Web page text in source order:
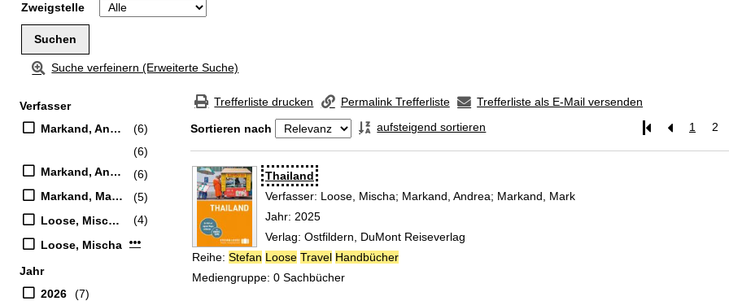
Zweigstelle
Suche verfeinern (Erweiterte Suche)
Suchfilter
Verfasser
Markand, Andrea
(6)
Markand, Andrea (Verfasser)
(6)
Markand, Markus (Verfasser)
(6)
Loose, Mischa (Verfasser)
(5)
Loose, Mischa
(4)
Mehr Verfasser-Filter anzeigen
Jahr
2026
(7)
Trefferliste drucken Permalink Trefferliste Trefferliste als E-Mail versenden
Sortieren nach aufsteigend sortieren 1 2
Suchergebnis
Zu den Suchfiltern springen
Thailand
Verfasser: Loose, Mischa; Markand, Andrea; Markand, Mark
Jahr: 2025
Verlag: Ostfildern, DuMont Reiseverlag
Reihe: Stefan Loose Travel Handbücher
Mediengruppe: 0 Sachbücher